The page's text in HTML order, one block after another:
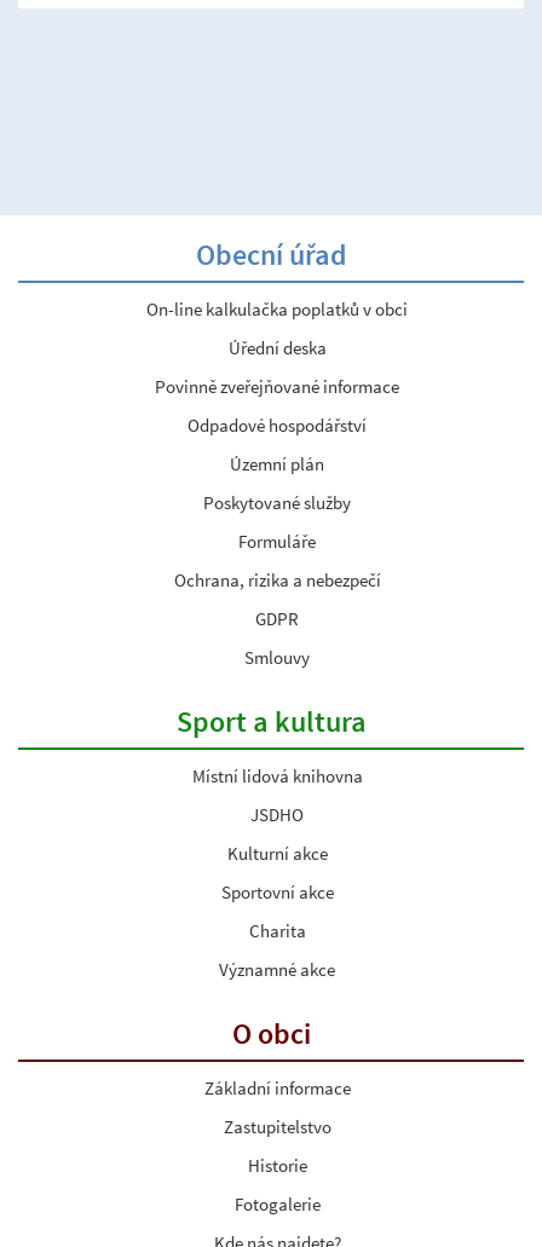
Obecní úřad
On-line kalkulačka poplatků v obci
Úřední deska
Povinně zveřejňované informace
Odpadové hospodářství
Územní plán
Poskytované služby
Formuláře
Ochrana, rizika a nebezpečí
GDPR
Smlouvy
Sport a kultura
Místní lidová knihovna
JSDHO
Kulturní akce
Sportovní akce
Charita
Významné akce
O obci
Základní informace
Zastupitelstvo
Historie
Fotogalerie